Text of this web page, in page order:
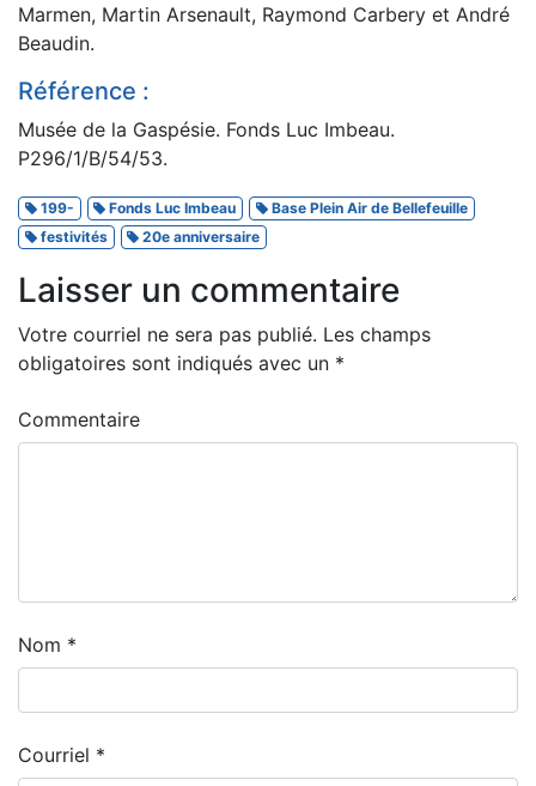
Marmen, Martin Arsenault, Raymond Carbery et André
Beaudin.
Référence :
Musée de la Gaspésie. Fonds Luc Imbeau.
P296/1/B/54/53.
199- Fonds Luc Imbeau
Base Plein Air de Bellefeuille
festivités
20e anniversaire
Laisser un commentaire
Votre courriel ne sera pas publié. Les champs
obligatoires sont indiqués avec un *
Commentaire
Nom *
Courriel *